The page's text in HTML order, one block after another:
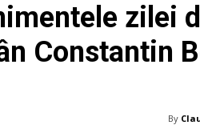
zilei
Constantin
By